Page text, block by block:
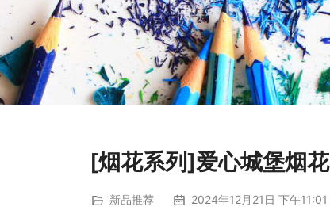
[烟花系列]爱心城堡烟花
新品推荐 2024年12月21日 下午11:01